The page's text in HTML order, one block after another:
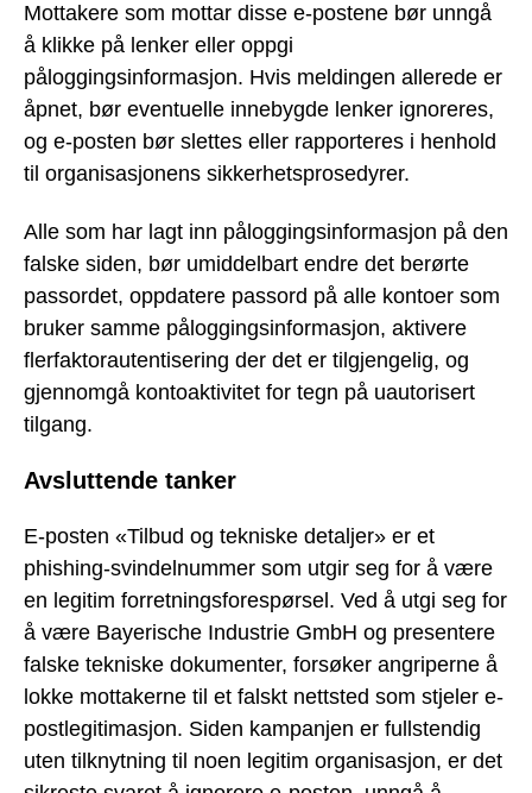
Mottakere som mottar disse e-postene bør unngå
å klikke på lenker eller oppgi
påloggingsinformasjon. Hvis meldingen allerede er
åpnet, bør eventuelle innebygde lenker ignoreres,
og e-posten bør slettes eller rapporteres i henhold
til organisasjonens sikkerhetsprosedyrer.
Alle som har lagt inn påloggingsinformasjon på den
falske siden, bør umiddelbart endre det berørte
passordet, oppdatere passord på alle kontoer som
bruker samme påloggingsinformasjon, aktivere
flerfaktorautentisering der det er tilgjengelig, og
gjennomgå kontoaktivitet for tegn på uautorisert
tilgang.
Avsluttende tanker
E-posten «Tilbud og tekniske detaljer» er et
phishing-svindelnummer som utgir seg for å være
en legitim forretningsforespørsel. Ved å utgi seg for
å være Bayerische Industrie GmbH og presentere
falske tekniske dokumenter, forsøker angriperne å
lokke mottakerne til et falskt nettsted som stjeler e-
postlegitimasjon. Siden kampanjen er fullstendig
uten tilknytning til noen legitim organisasjon, er det